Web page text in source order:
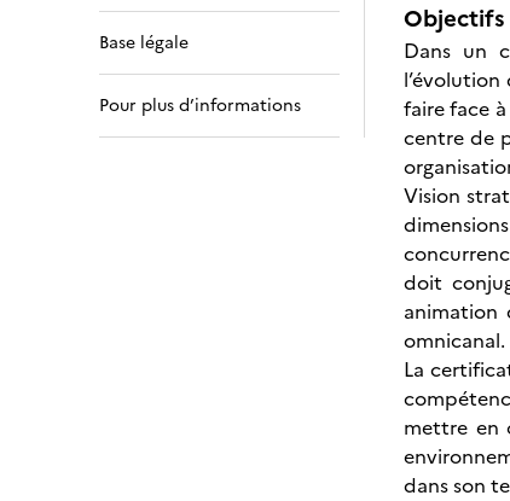
Base légale
Pour plus d’informations
Dans un
faire face
centre de
Vision
doit
animation
omnicanal.
La
mettre en
dans son